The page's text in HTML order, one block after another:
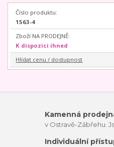
Číslo produktu:
1563-4
Zboží NA PRODEJNĚ:
K dispozici ihned
Hlídat cenu / dostupnost
Kamenná
v Ostravě-Zábřehu.
Individuální